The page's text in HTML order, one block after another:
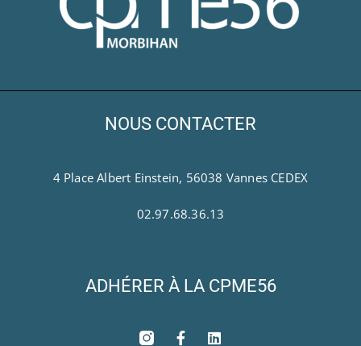
NOUS CONTACTER
4 Place Albert Einstein, 56038 Vannes CEDEX
02.97.68.36.13
ADHÉRER À LA CPME56